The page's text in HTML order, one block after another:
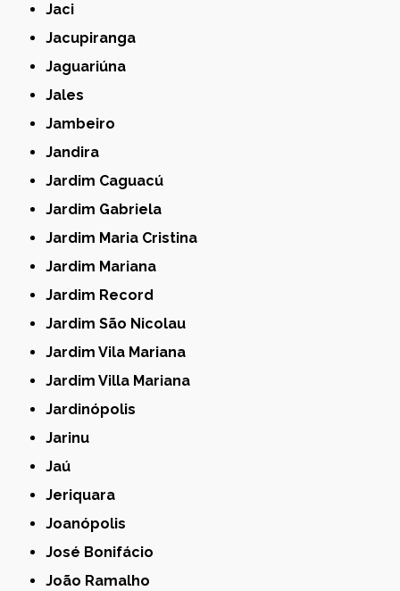
Jaci
Jacupiranga
Jaguariúna
Jales
Jambeiro
Jandira
Jardim Caguacú
Jardim Gabriela
Jardim Maria Cristina
Jardim Mariana
Jardim Record
Jardim São Nicolau
Jardim Vila Mariana
Jardim Villa Mariana
Jardinópolis
Jarinu
Jaú
Jeriquara
Joanópolis
José Bonifácio
João Ramalho